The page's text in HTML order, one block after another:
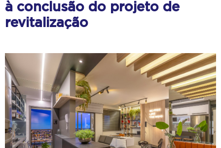
à conclusão do projeto de
revitalização